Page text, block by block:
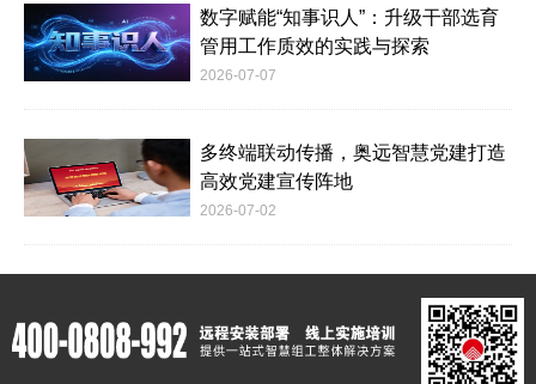
数字赋能“知事识人”：升级干部选育
管用工作质效的实践与探索
2026-07-07
多终端联动传播，奥远智慧党建打造
高效党建宣传阵地
2026-07-02